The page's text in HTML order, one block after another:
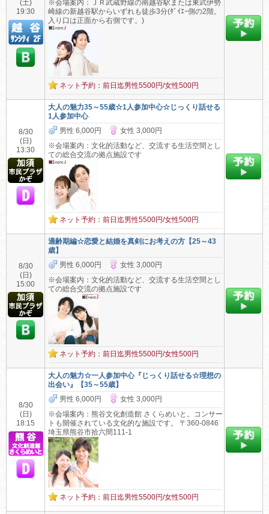
(土)
19:30
※会場案内：ＪＲ武蔵野線の南越谷駅または東武伊勢
崎線の新越谷駅からいずれも徒歩3分(ﾀﾞｲｴｰ側の2階。
入り口は正面から右側です。)
ネット予約：前日迄男性5500円/女性500円
8/30
(日)
13:30
大人の魅力35～55歳☆1人参加中心☆じっくり話せる
1人参加中心
男性 6,000円
女性 3,000円
※会場案内：文化的活動など、交流する生活空間とし
ての総合交流の拠点施設です
ネット予約：前日迄男性5500円/女性500円
8/30
(日)
15:00
適齢期編☆恋愛と結婚を真剣にお考えの方【25～43
歳】
男性 6,000円
女性 3,000円
※会場案内：文化的活動など、交流する生活空間とし
ての総合交流の拠点施設です
ネット予約：前日迄男性5500円/女性500円
8/30
(日)
18:15
大人の魅力☆一人参加中心『じっくり話せる☆理想の
出会い』【35～55歳】
男性 6,000円
女性 3,000円
※会場案内：熊谷文化創造館 さくらめいと。コンサー
トも開催されている文化的な施設です。 〒360-0846
埼玉県熊谷市拾六間111-1
ネット予約：前日迄男性5500円/女性500円